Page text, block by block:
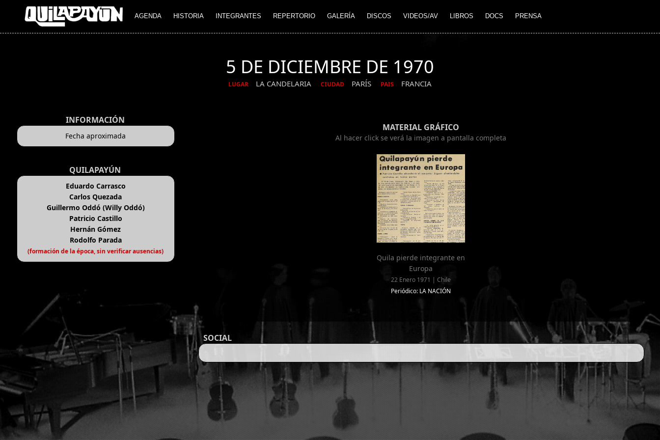
AGENDA HISTORIA INTEGRANTES REPERTORIO GALERÍA DISCOS VIDEOS/AV LIBROS DOCS PRENSA
5 DE DICIEMBRE DE 1970
LUGAR LA CANDELARIA CIUDAD PARÍS PAIS FRANCIA
INFORMACIÓN
Fecha aproximada
QUILAPAYÚN
Eduardo Carrasco
Carlos Quezada
Guillermo Oddó (Willy Oddó)
Patricio Castillo
Hernán Gómez
Rodolfo Parada
(formación de la época, sin verificar ausencias)
MATERIAL GRÁFICO
Al hacer click se verá la imagen a pantalla completa
Quila pierde integrante en
Europa
22 Enero 1971 | Chile
Periódico: LA NACIÓN
SOCIAL